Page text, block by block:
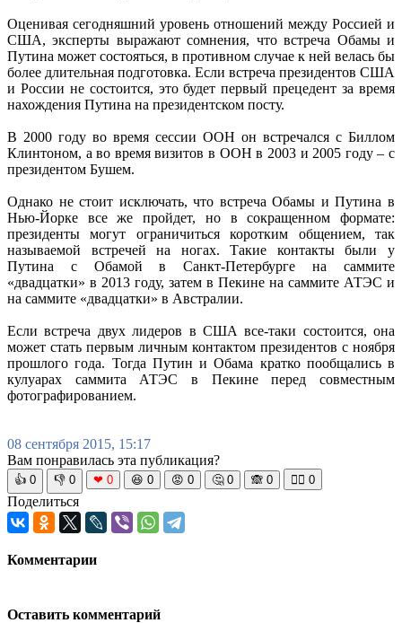
Оценивая сегодняшний уровень отношений между Россией и
США, эксперты выражают сомнения, что встреча Обамы и
Путина может состояться, в противном случае к ней велась бы
более длительная подготовка. Если встреча президентов США
и России не состоится, это будет первый прецедент за время
нахождения Путина на президентском посту.
В 2000 году во время сессии ООН он встречался с Биллом
Клинтоном, а во время визитов в ООН в 2003 и 2005 году – с
президентом Бушем.
Однако не стоит исключать, что встреча Обамы и Путина в
Нью-Йорке все же пройдет, но в сокращенном формате:
президенты могут ограничиться коротким общением, так
называемой встречей на ногах. Такие контакты были у
Путина с Обамой в Санкт-Петербурге на саммите
«двадцатки» в 2013 году, затем в Пекине на саммите АТЭС и
на саммите «двадцатки» в Австралии.
Если встреча двух лидеров в США все-таки состоится, она
может стать первым личным контактом президентов с ноября
прошлого года. Тогда Путин и Обама кратко пообщались в
кулуарах саммита АТЭС в Пекине перед совместным
фотографированием.
08 сентября 2015, 15:17
Вам понравилась эта публикация?
👍 0 👎 0 ❤ 0 😆 0 😡 0 🤔 0 🙈 0 🧘‍♀️ 0
Поделиться
Комментарии
Оставить комментарий